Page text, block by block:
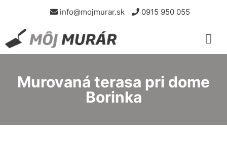
info@mojmurar.sk 0915 950 055
Murovaná terasa pri dome
Borinka